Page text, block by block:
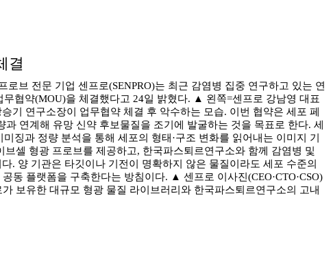
결
브 전문 기업 센프로(SENPRO)는 최근 감염병 집중 연구하고 있는 연
협약(MOU)을 체결했다고 24일 밝혔다. ▲ 왼쪽=센프로 강남영 대표
기 연구소장이 업무협약 체결 후 악수하는 모습. 이번 협약은 세포 페
연계해 유망 신약 후보물질을 조기에 발굴하는 것을 목표로 한다. 세
징과 정량 분석을 통해 세포의 형태·구조 변화를 읽어내는 이미지 기
셀 형광 프로브를 제공하고, 한국파스퇴르연구소와 함께 감염병 및
. 양 기관은 타깃이나 기전이 명확하지 않은 물질이라도 세포 수준의
동 플랫폼을 구축한다는 방침이다. ▲ 센프로 이사진(CEO·CTO·CSO)
보유한 대규모 형광 물질 라이브러리와 한국파스퇴르연구소의 고내